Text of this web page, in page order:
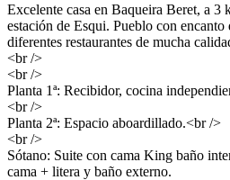
Excelente casa en Baqueira Beret, a 3
estación de Esqui. Pueblo con
diferentes restaurantes de mucha
<br />
<br />
Planta 1ª: Recibidor, cocina
<br />
Planta 2ª: Espacio aboardillado.<br />
<br />
Sótano: Suite con cama King baño
cama + litera y baño externo.